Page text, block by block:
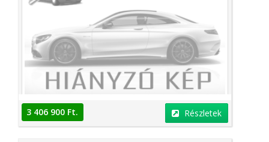
3 406 900 Ft. Részletek